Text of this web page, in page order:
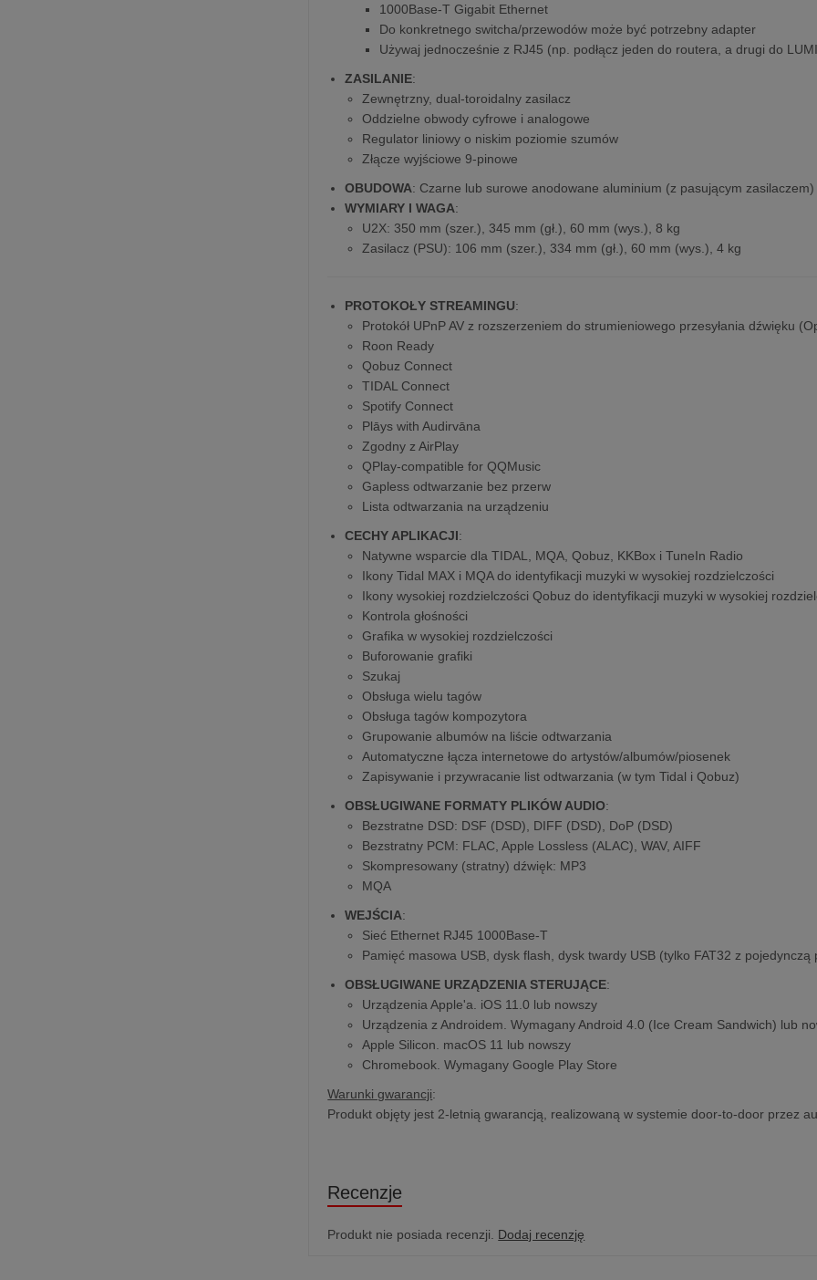
1000Base-T Gigabit Ethernet
Do konkretnego switcha/przewodów może być potrzebny adapter
Używaj jednocześnie z RJ45 (np. podłącz jeden do routera, a drugi do
ZASILANIE:
Zewnętrzny, dual-toroidalny zasilacz
Oddzielne obwody cyfrowe i analogowe
Regulator liniowy o niskim poziomie szumów
Złącze wyjściowe 9-pinowe
OBUDOWA: Czarne lub surowe anodowane aluminium (z pasującym zasilaczem)
WYMIARY I WAGA:
U2X: 350 mm (szer.), 345 mm (gł.), 60 mm (wys.), 8 kg
Zasilacz (PSU): 106 mm (szer.), 334 mm (gł.), 60 mm (wys.), 4 kg
PROTOKOŁY STREAMINGU:
Protokół UPnP AV z rozszerzeniem do strumieniowego przesyłania dźwięku
Roon Ready
Qobuz Connect
TIDAL Connect
Spotify Connect
Plāys with Audirvāna
Zgodny z AirPlay
QPlay-compatible for QQMusic
Gapless odtwarzanie bez przerw
Lista odtwarzania na urządzeniu
CECHY APLIKACJI:
Natywne wsparcie dla TIDAL, MQA, Qobuz, KKBox i TuneIn Radio
Ikony Tidal MAX i MQA do identyfikacji muzyki w wysokiej rozdzielczości
Ikony wysokiej rozdzielczości Qobuz do identyfikacji muzyki w wysokiej
Kontrola głośności
Grafika w wysokiej rozdzielczości
Buforowanie grafiki
Szukaj
Obsługa wielu tagów
Obsługa tagów kompozytora
Grupowanie albumów na liście odtwarzania
Automatyczne łącza internetowe do artystów/albumów/piosenek
Zapisywanie i przywracanie list odtwarzania (w tym Tidal i Qobuz)
OBSŁUGIWANE FORMATY PLIKÓW AUDIO:
Bezstratne DSD: DSF (DSD), DIFF (DSD), DoP (DSD)
Bezstratny PCM: FLAC, Apple Lossless (ALAC), WAV, AIFF
Skompresowany (stratny) dźwięk: MP3
MQA
WEJŚCIA:
Sieć Ethernet RJ45 1000Base-T
Pamięć masowa USB, dysk flash, dysk twardy USB (tylko FAT32 z pojedynczą
OBSŁUGIWANE URZĄDZENIA STERUJĄCE:
Urządzenia Apple'a. iOS 11.0 lub nowszy
Urządzenia z Androidem. Wymagany Android 4.0 (Ice Cream Sandwich) lub
Apple Silicon. macOS 11 lub nowszy
Chromebook. Wymagany Google Play Store
Warunki gwarancji:
Produkt objęty jest 2-letnią gwarancją, realizowaną w systemie door-to-door przez
Recenzje
Produkt nie posiada recenzji. Dodaj recenzję